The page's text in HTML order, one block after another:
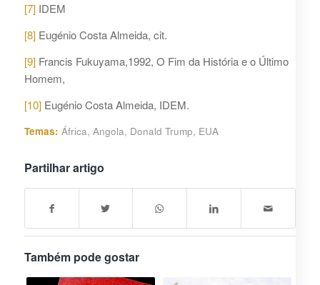
[7]IDEM
[8]Eugénio Costa Almeida, cit.
[9]Francis Fukuyama,1992, O Fim da História e o Último
Homem,
[10]Eugénio Costa Almeida, IDEM.
Temas: África, Angola, Donald Trump, EUA
Partilhar artigo
Também pode gostar